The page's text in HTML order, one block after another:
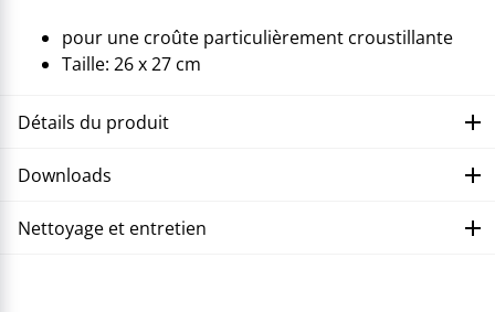
pour une croûte particulièrement croustillante
Taille: 26 x 27 cm
Détails du produit
Downloads
Nettoyage et entretien